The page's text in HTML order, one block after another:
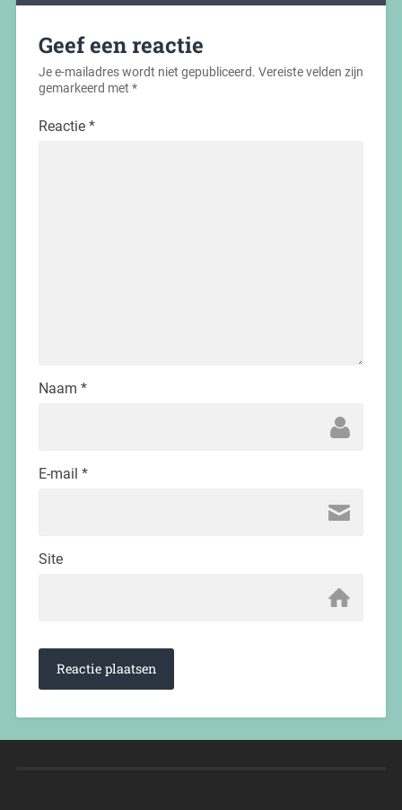
Geef een reactie
Je e-mailadres wordt niet gepubliceerd. Vereiste velden zijn
gemarkeerd met *
Reactie *
Naam *
E-mail *
Site